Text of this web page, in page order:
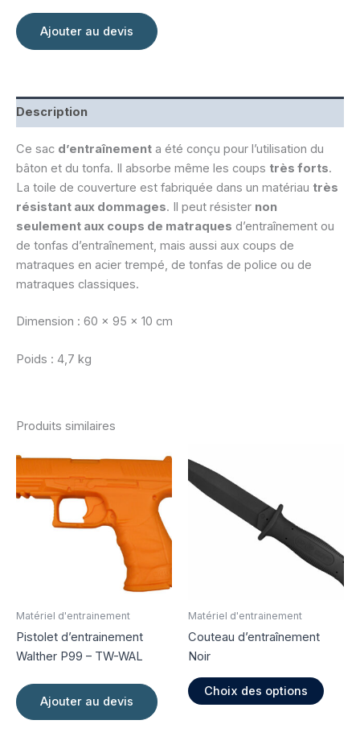
95
cm
Ajouter au devis
Description
Ce sac d’entraînement a été conçu pour l’utilisation du
bâton et du tonfa. Il absorbe même les coups très forts.
La toile de couverture est fabriquée dans un matériau très
résistant aux dommages. Il peut résister non
seulement aux coups de matraques d’entraînement ou
de tonfas d’entraînement, mais aussi aux coups de
matraques en acier trempé, de tonfas de police ou de
matraques classiques.
Dimension : 60 x 95 x 10 cm
Poids : 4,7 kg
Produits similaires
Matériel d'entrainement
Pistolet d’entrainement
Walther P99 – TW-WAL
Ajouter au devis
Matériel d'entrainement
Couteau d’entraînement
Noir
Choix des options